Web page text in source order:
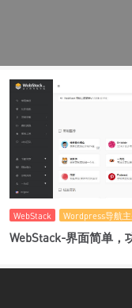
WebStack Wordpress导航
WebStack-界面简单，